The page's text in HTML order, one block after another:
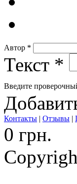
Автор *
Текст *
Введите
Контакты | Отзывы |
0 грн.